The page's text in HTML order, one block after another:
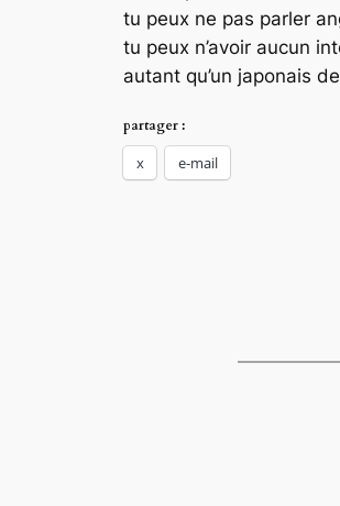
tu peux ne pas parler
tu peux n’avoir aucun
autant qu’un japonais
partager :
x e-mail